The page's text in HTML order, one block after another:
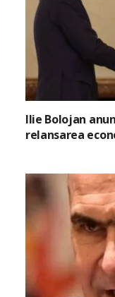
Ilie Bolojan
relansarea